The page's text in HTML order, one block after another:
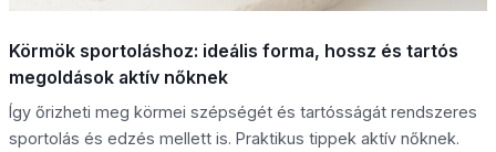
Körmök sportoláshoz: ideális forma, hossz és tartós
megoldások aktív nőknek
Így őrizheti meg körmei szépségét és tartósságát rendszeres
sportolás és edzés mellett is. Praktikus tippek aktív nőknek.